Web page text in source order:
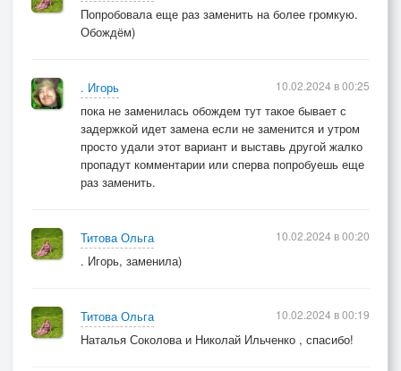
Попробовала еще раз заменить на более громкую.
Обождём)
. Игорь
пока не заменилась обождем тут такое бывает с
задержкой идет замена если не заменится и утром
просто удали этот вариант и выставь другой жалко
пропадут комментарии или сперва попробуешь еще
раз заменить.
10.02.2024 в 00:25
Титова Ольга
. Игорь, заменила)
10.02.2024 в 00:20
Титова Ольга
Наталья Соколова и Николай Ильченко , спасибо!
10.02.2024 в 00:19